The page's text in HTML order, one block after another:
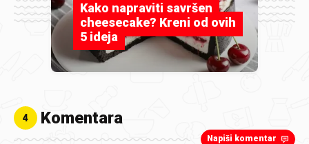
Kako napraviti savršen
cheesecake? Kreni od ovih
5 ideja
4 Komentara
Napiši komentar